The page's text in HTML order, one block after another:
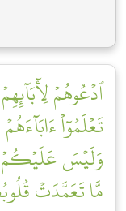
ٱدۡعُوهُمۡ
تَعۡلَمُوٓاْ
وَلَيۡسَ عَلَيۡكُمۡ
مَّا تَعَمَّدَتۡ